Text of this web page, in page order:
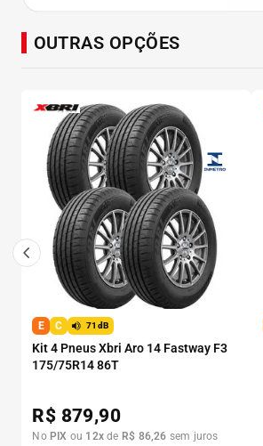
OUTRAS OPÇÕES
E C 71dB
Kit 4 Pneus Xbri Aro 14 Fastway F3
175/75R14 86T
R$ 879,90
No PIX ou 12x de R$ 86,26 sem juros